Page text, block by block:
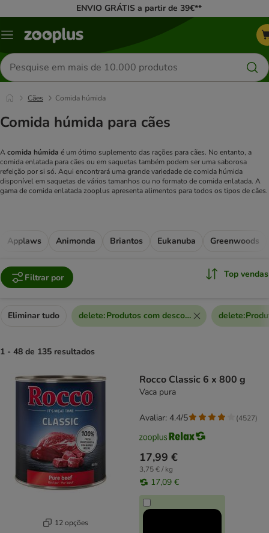
ENVIO GRÁTIS a partir de 39€**
Menu
Pesquisar
produtos
Cães Comida húmida
Comida húmida para cães
Acomida húmida é um ótimo suplemento das rações para cães. No entanto, a
comida enlatada para cães ou em saquetas também podem ser uma saborosa
refeição por si só. Aqui encontrará uma grande variedade de comida húmida
disponível em saquetas de vários tamanhos ou no formato de comida enlatada. A
gama de comida enlatada zooplus apresenta alimentos para todos os tipos de cães.
Applaws Animonda Briantos Eukanuba Greenwoods
Filtrar por Top vendas
Eliminar tudo delete:Produtos com desconto extradelete:
1 - 48 de 135 resultados
12 opções
Rocco Classic 6 x 800 g
Vaca pura
17,99 €
3,75 € / kg
17,09 €
Avaliar: 4.4/5 (4527)